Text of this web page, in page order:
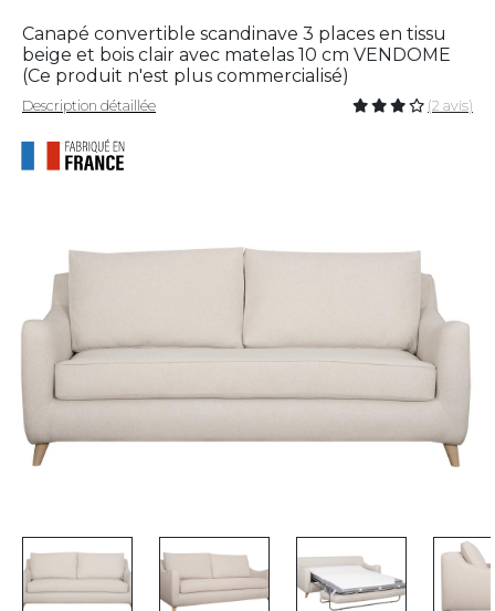
Canapé convertible scandinave 3 places en tissu
beige et bois clair avec matelas 10 cm VENDOME
(Ce produit n'est plus commercialisé)
Description détaillée (2 avis)